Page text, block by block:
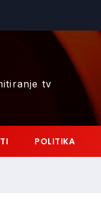
tv
POLITIKA